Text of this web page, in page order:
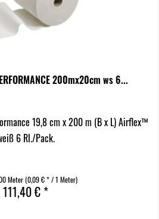
200mx20cm ws 6...
19,8 cm x 200 m (B x L) Airflex™
6 Rl./Pack.
Meter(0,09 € * / 1 Meter)
111,40 € *